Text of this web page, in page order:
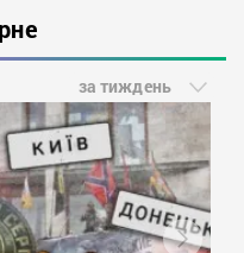
за тиждень